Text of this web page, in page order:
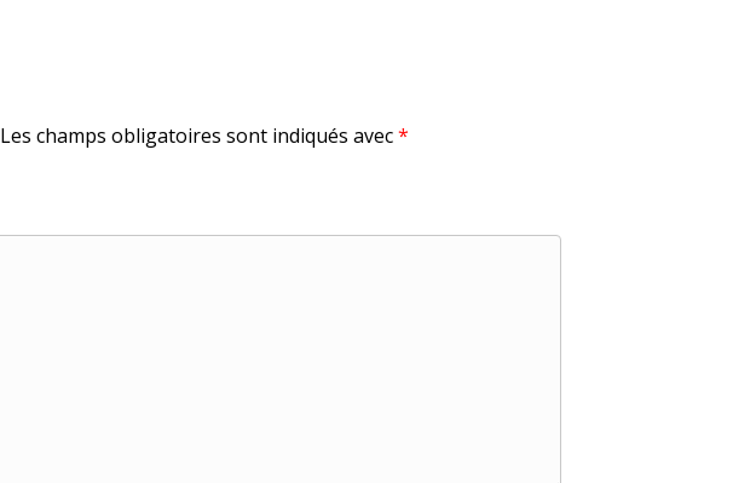
Les champs obligatoires sont indiqués avec*